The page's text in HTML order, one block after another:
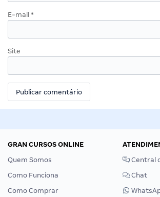
E-mail *
Site
GRAN CURSOS ONLINE
Quem Somos
Como Funciona
Como Comprar
Central
Chat